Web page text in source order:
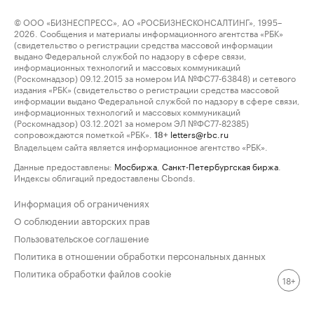
© ООО «БИЗНЕСПРЕСС», АО «РОСБИЗНЕСКОНСАЛТИНГ», 1995–
2026. Сообщения и материалы информационного агентства «РБК»
(свидетельство о регистрации средства массовой информации
выдано Федеральной службой по надзору в сфере связи,
информационных технологий и массовых коммуникаций
(Роскомнадзор) 09.12.2015 за номером ИА №ФС77-63848) и сетевого
издания «РБК» (свидетельство о регистрации средства массовой
информации выдано Федеральной службой по надзору в сфере связи,
информационных технологий и массовых коммуникаций
(Роскомнадзор) 03.12.2021 за номером ЭЛ №ФС77-82385)
сопровождаются пометкой «РБК».
18+ letters@rbc.ru
Владельцем сайта является информационное агентство «РБК».
Данные предоставлены: Мосбиржа Санкт-Петербургская биржа
Индексы облигаций предоставлены Cbonds.
Информация об ограничениях
О соблюдении авторских прав
Пользовательское соглашение
Политика в отношении обработки персональных данных
Политика обработки файлов cookie
18+